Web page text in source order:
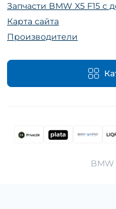
Запчасти BMW X5 F15 с
Карта сайта
Производители
BMW